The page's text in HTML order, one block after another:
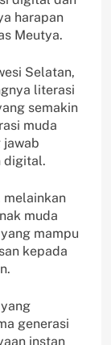
harapan
Meutya.
Selatan,
literasi
semakin
muda
jawab
digital.
melainkan
muda
mampu
kepada
generasi
instan